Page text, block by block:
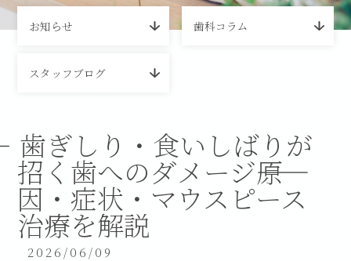
お知らせ 歯科コラム
スタッフブログ
歯ぎしり・食いしばりが
招く歯へのダメージ――原
因・症状・マウスピース
治療を解説
2026/06/09